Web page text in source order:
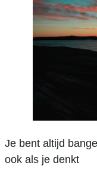
Je bent altijd
ook als je denkt